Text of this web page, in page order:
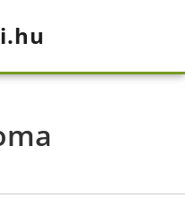
.hu